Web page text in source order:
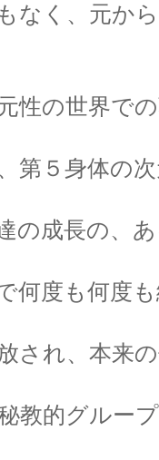
なく、元か
性の世界で
第５身体の
の成長の、
何度も何度
され、本来
教的グルー